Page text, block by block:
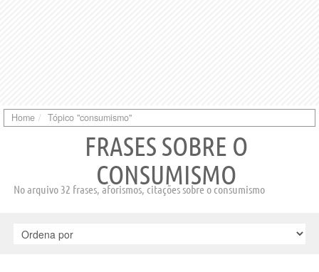
Home Tópico "consumismo"
FRASES SOBRE O
CONSUMISMO
No arquivo 32 frases, aforismos, citações sobre o consumismo